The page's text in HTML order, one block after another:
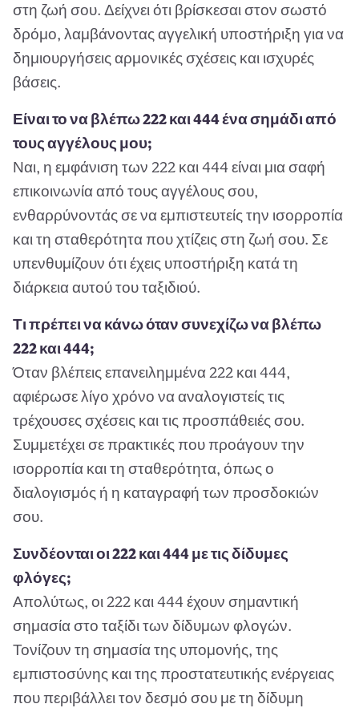
στη ζωή σου. Δείχνει ότι βρίσκεσαι στον σωστό
δρόμο, λαμβάνοντας αγγελική υποστήριξη για να
δημιουργήσεις αρμονικές σχέσεις και ισχυρές
βάσεις.
Είναι το να βλέπω 222 και 444 ένα σημάδι από
τους αγγέλους μου;
Ναι, η εμφάνιση των 222 και 444 είναι μια σαφή
επικοινωνία από τους αγγέλους σου,
ενθαρρύνοντάς σε να εμπιστευτείς την ισορροπία
και τη σταθερότητα που χτίζεις στη ζωή σου. Σε
υπενθυμίζουν ότι έχεις υποστήριξη κατά τη
διάρκεια αυτού του ταξιδιού.
Τι πρέπει να κάνω όταν συνεχίζω να βλέπω
222 και 444;
Όταν βλέπεις επανειλημμένα 222 και 444,
αφιέρωσε λίγο χρόνο να αναλογιστείς τις
τρέχουσες σχέσεις και τις προσπάθειές σου.
Συμμετέχει σε πρακτικές που προάγουν την
ισορροπία και τη σταθερότητα, όπως ο
διαλογισμός ή η καταγραφή των προσδοκιών
σου.
Συνδέονται οι 222 και 444 με τις δίδυμες
φλόγες;
Απολύτως, οι 222 και 444 έχουν σημαντική
σημασία στο ταξίδι των δίδυμων φλογών.
Τονίζουν τη σημασία της υπομονής, της
εμπιστοσύνης και της προστατευτικής ενέργειας
που περιβάλλει τον δεσμό σου με τη δίδυμη